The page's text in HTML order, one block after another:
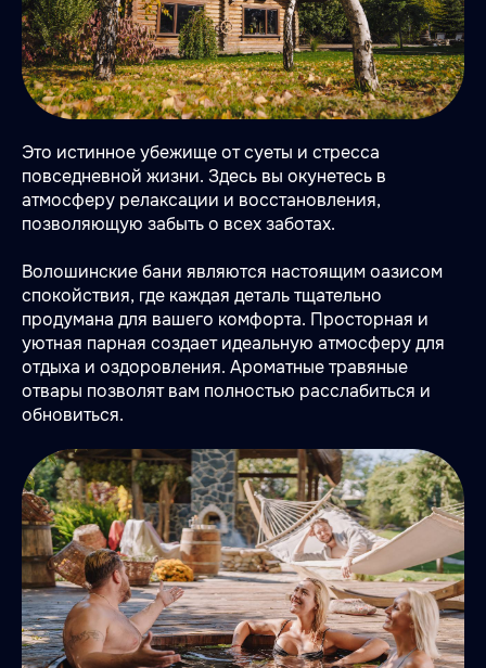
Это истинное убежище от суеты и стресса
повседневной жизни. Здесь вы окунетесь в
атмосферу релаксации и восстановления,
позволяющую забыть о всех заботах.
Волошинские бани являются настоящим оазисом
спокойствия, где каждая деталь тщательно
продумана для вашего комфорта. Просторная и
уютная парная создает идеальную атмосферу для
отдыха и оздоровления. Ароматные травяные
отвары позволят вам полностью расслабиться и
обновиться.